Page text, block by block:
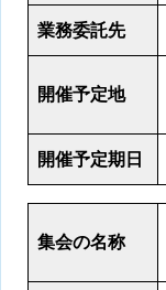
業務委託先
開催予定地
開催予定期日
集会の名称